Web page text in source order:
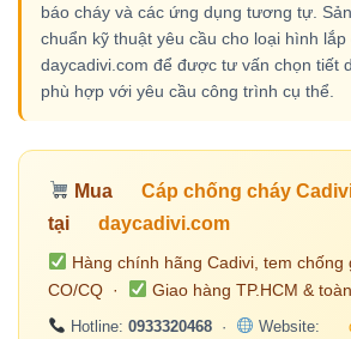
báo cháy và các ứng dụng tương tự.
chuẩn kỹ thuật yêu cầu cho loại hình lắp
daycadivi.com để được tư vấn chọn tiết
phù hợp với yêu cầu công trình cụ thể.
Mua Cáp chống cháy
tại
daycadivi.com
Hàng chính hãng Cadivi, tem chống
CO/CQ ·
Giao hàng TP.HCM &
Hotline: 0933320468· Website: